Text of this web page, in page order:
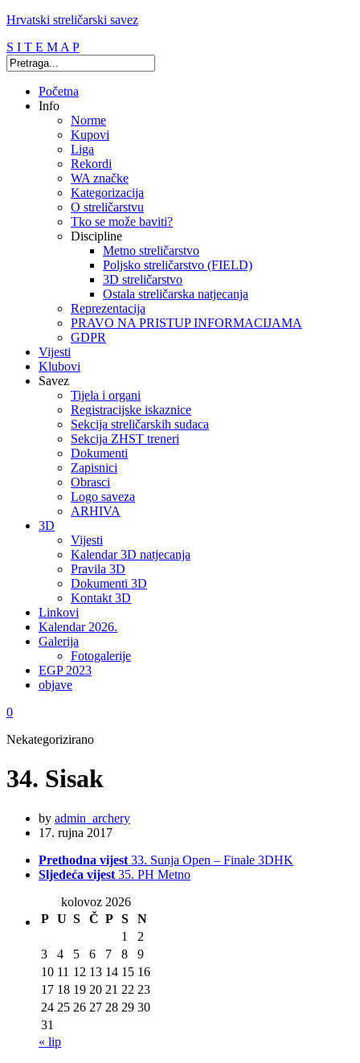
Hrvatski streličarski savez
S I T E M A P
Početna
Info
Norme
Kupovi
Liga
Rekordi
WA značke
Kategorizacija
O streličarstvu
Tko se može baviti?
Discipline
Metno streličarstvo
Poljsko streličarstvo (FIELD)
3D streličarstvo
Ostala streličarska natjecanja
Reprezentacija
PRAVO NA PRISTUP INFORMACIJAMA
GDPR
Vijesti
Klubovi
Savez
Tijela i organi
Registracijske iskaznice
Sekcija streličarskih sudaca
Sekcija ZHST treneri
Dokumenti
Zapisnici
Obrasci
Logo saveza
ARHIVA
3D
Vijesti
Kalendar 3D natjecanja
Pravila 3D
Dokumenti 3D
Kontakt 3D
Linkovi
Kalendar 2026.
Galerija
Fotogalerije
EGP 2023
objave
0
Nekategorizirano
34. Sisak
by admin_archery
17. rujna 2017
Prethodna vijest 33. Sunja Open – Finale 3DHK
Sljedeća vijest 35. PH Metno
kolovoz 2026
P U S Č P S
N
1
2
3
4 5 6 7 8
9
10 11 12 13 14 15 16
17 18 19 20 21 22 23
24 25 26 27 28 29 30
31
« lip